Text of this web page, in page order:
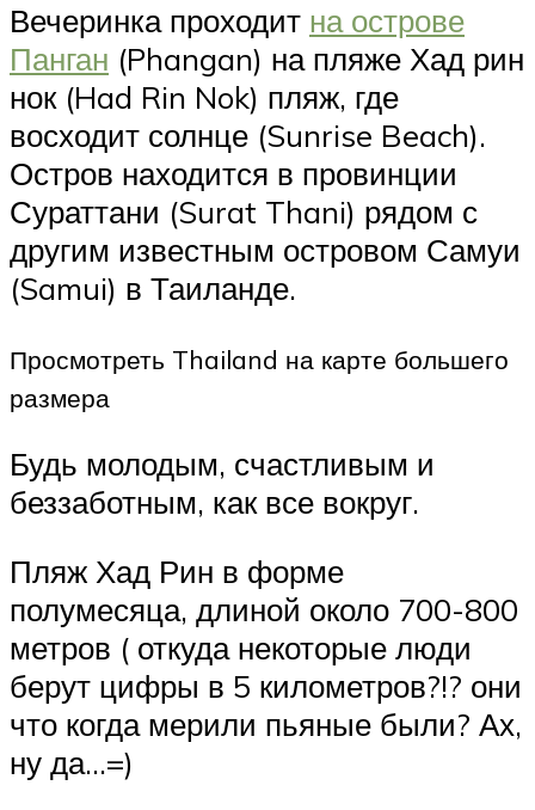
Вечеринка проходит на острове
Панган (Phangan) на пляже Хад рин
нок (Had Rin Nok) пляж, где
восходит солнце (Sunrise Beach).
Остров находится в провинции
Сураттани (Surat Thani) рядом с
другим известным островом Самуи
(Samui) в Таиланде.
Просмотреть Thailand на карте большего
размера
Будь молодым, счастливым и
беззаботным, как все вокруг.
Пляж Хад Рин в форме
полумесяца, длиной около 700-800
метров ( откуда некоторые люди
берут цифры в 5 километров?!? они
что когда мерили пьяные были? Ах,
ну да…=)